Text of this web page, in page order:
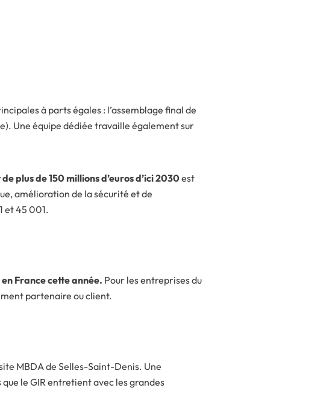
à parts égales : l’assemblage final de
Une équipe dédiée travaille également sur
plus de 150 millions d’euros d’ici 2030est
amélioration de la sécurité et de
et 45 001.
France cette année. Pour les entreprises du
partenaire ou client.
MBDA de Selles-Saint-Denis. Une
le GIR entretient avec les grandes